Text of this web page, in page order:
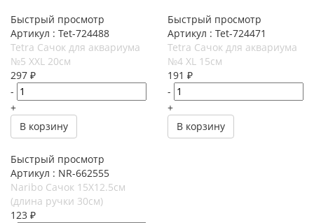
Быстрый просмотр
Артикул : Tet-724488
Tetra Сачок для аквариума
№5 XXL 20см
297 ₽
-
+
В корзину
Быстрый просмотр
Артикул : Tet-724471
Tetra Сачок для аквариума
№4 XL 15см
191 ₽
-
+
В корзину
Быстрый просмотр
Артикул : NR-662555
Naribo Сачок 15X12.5см
(длина ручки 30см)
123 ₽